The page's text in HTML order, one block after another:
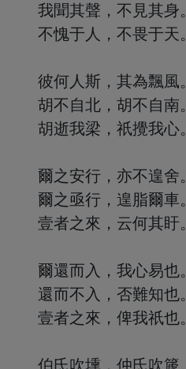
我聞其聲，不見其身。
不愧于人，不畏于天。
彼何人斯，其為飄風。
胡不自北，胡不自南。
胡逝我梁，祇攪我心。
爾之安行，亦不遑舍。
爾之亟行，遑脂爾車。
壹者之來，云何其盱。
爾還而入，我心易也。
還而不入，否難知也。
壹者之來，俾我祇也。
伯氏吹壎，仲氏吹篪。